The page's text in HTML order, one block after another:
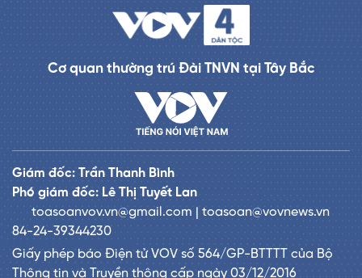
Cơ quan thường trú Đài TNVN tại Tây Bắc
Giám đốc: Trần Thanh Bình
Phó giám đốc: Lê Thị Tuyết Lan
toasoanvov.vn@gmail.com | toasoan@vovnews.vn
84-24-39344230
Giấy phép báo Điện tử VOV số 564/GP-BTTTT của Bộ
Thông tin và Truyền thông cấp ngày 03/12/2016